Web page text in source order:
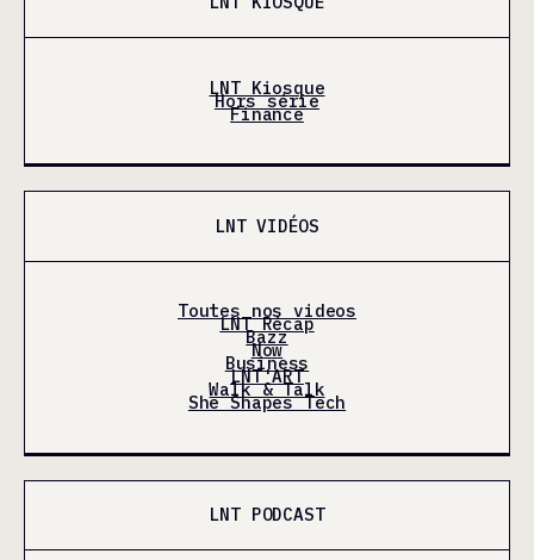
LNT Kiosque
Hors série
Finance
LNT VIDÉOS
Toutes nos videos
LNT Récap
Bazz
Now
Business
LNT'ART
Walk & Talk
She Shapes Tech
LNT PODCAST